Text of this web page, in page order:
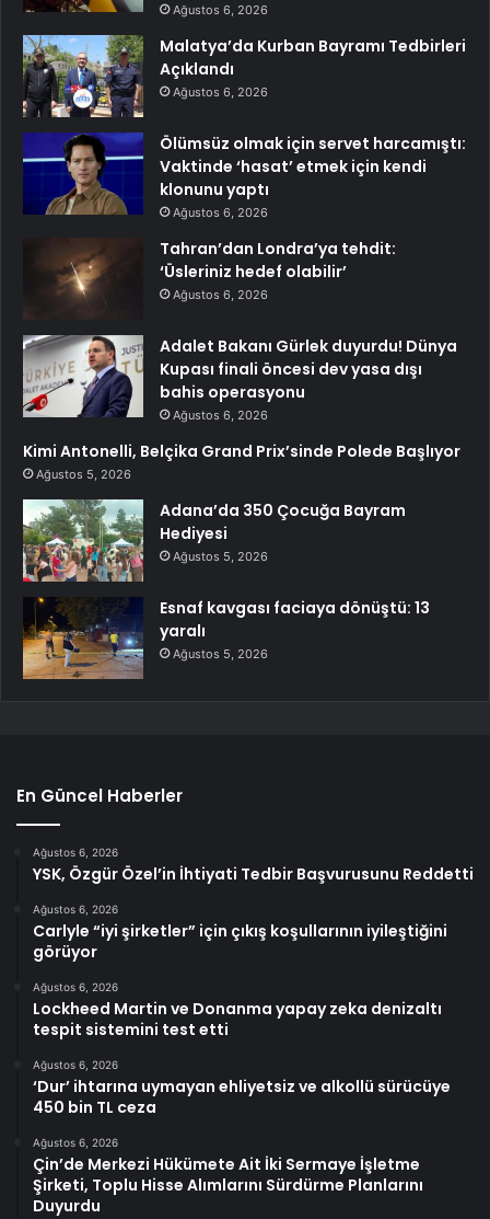
Ağustos 6, 2026
Malatya’da Kurban Bayramı Tedbirleri
Açıklandı
Ağustos 6, 2026
Ölümsüz olmak için servet harcamıştı:
Vaktinde ‘hasat’ etmek için kendi
klonunu yaptı
Ağustos 6, 2026
Tahran’dan Londra’ya tehdit:
‘Üsleriniz hedef olabilir’
Ağustos 6, 2026
Adalet Bakanı Gürlek duyurdu! Dünya
Kupası finali öncesi dev yasa dışı
bahis operasyonu
Ağustos 6, 2026
Kimi Antonelli, Belçika Grand Prix’sinde Polede Başlıyor
Ağustos 5, 2026
Adana’da 350 Çocuğa Bayram
Hediyesi
Ağustos 5, 2026
Esnaf kavgası faciaya dönüştü: 13
yaralı
Ağustos 5, 2026
En Güncel Haberler
Ağustos 6, 2026
YSK, Özgür Özel’in İhtiyati Tedbir Başvurusunu Reddetti
Ağustos 6, 2026
Carlyle “iyi şirketler” için çıkış koşullarının iyileştiğini
görüyor
Ağustos 6, 2026
Lockheed Martin ve Donanma yapay zeka denizaltı
tespit sistemini test etti
Ağustos 6, 2026
‘Dur’ ihtarına uymayan ehliyetsiz ve alkollü sürücüye
450 bin TL ceza
Ağustos 6, 2026
Çin’de Merkezi Hükümete Ait İki Sermaye İşletme
Şirketi, Toplu Hisse Alımlarını Sürdürme Planlarını
Duyurdu